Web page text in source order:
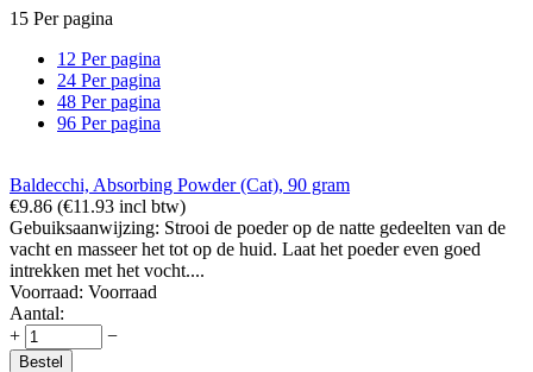
15 Per pagina
12 Per pagina
24 Per pagina
48 Per pagina
96 Per pagina
Baldecchi, Absorbing Powder (Cat), 90 gram
€9.86 (€11.93 incl btw)
Gebuiksaanwijzing: Strooi de poeder op de natte gedeelten van de
vacht en masseer het tot op de huid. Laat het poeder even goed
intrekken met het vocht....
Voorraad: Voorraad
Aantal:
+
−
Bestel